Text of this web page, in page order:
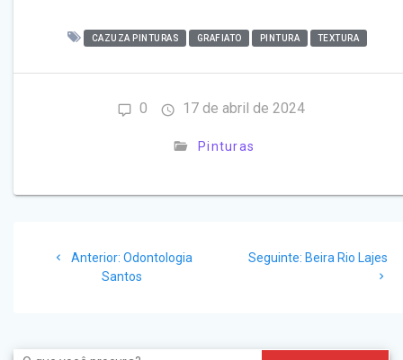
CAZUZA PINTURAS GRAFIATO PINTURA TEXTURA
0 17 de abril de 2024
Pinturas
Anterior: Post
anterior:
Odontologia
Santos
Seguinte: Post
Beira Rio Lajes
Search